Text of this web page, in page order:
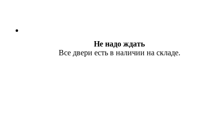
Не надо ждать
Все двери есть в наличии на складе.